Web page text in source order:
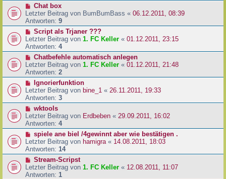
Chat box
Letzter Beitrag von BumBumBass « 06.12.2011, 08:39
Antworten: 9
Script als Trjaner ???
Letzter Beitrag von 1. FC Keller « 01.12.2011, 23:15
Antworten: 4
Chatbefehle automatisch anlegen
Letzter Beitrag von 1. FC Keller « 01.12.2011, 21:48
Antworten: 2
Ignorierfunktion
Letzter Beitrag von bine_1 « 26.11.2011, 19:33
Antworten: 3
wktools
Letzter Beitrag von Erdbeben « 29.09.2011, 16:02
Antworten: 4
spiele ane biel /4gewinnt aber wie bestätigen .
Letzter Beitrag von hamigra « 14.08.2011, 18:03
Antworten: 14
Stream-Scripst
Letzter Beitrag von 1. FC Keller « 12.08.2011, 11:07
Antworten: 1